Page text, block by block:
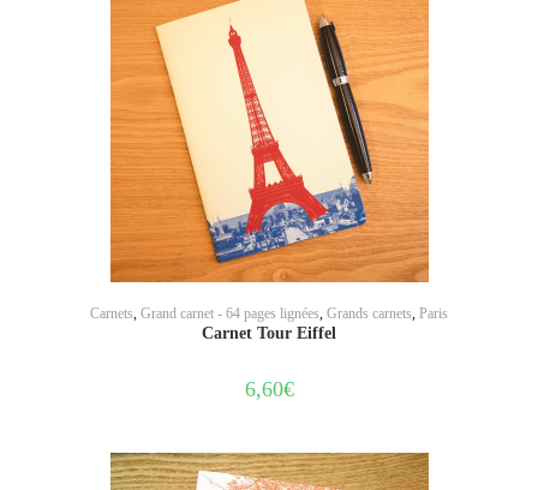
AJOUTER AU PANIER
Carnets Grand carnet - 64 pages lignées Grands carnets Paris
Carnet Tour Eiffel
6,60€